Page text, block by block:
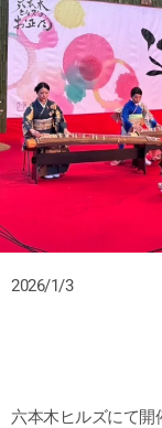
2026/1/3
六本木ヒルズにて